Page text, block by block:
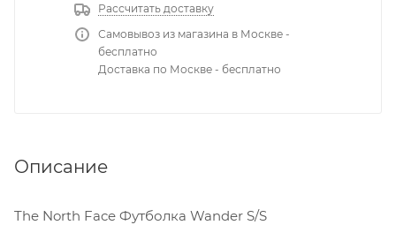
Рассчитать доставку
Самовывоз из магазина в Москве -
бесплатно
Доставка по Москве - бесплатно
Описание
The North Face Футболка Wander S/S